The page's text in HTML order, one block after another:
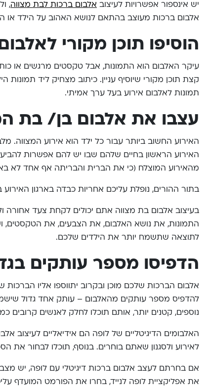
יש אינספור אפשרויות לעיצוב אלבום ברכות לבת מצווה,
אלבום ברכות מעוצב בהתאם לנושא האהוב על הילד או
הוסיפו תוכן מקורי
עיקר האלבום הוא התמונות, אבל טקסטים מרגשים או
קצת תוכן מקורי שיוסיף עניין. כיתוב מצחיק ליד תמונות
תמונות לאלבום אירוע בעל ערך אמיתי.
עצבו את אלבום בן/ בת
האירוע החשוב ביותר עבור כל ילד הוא אירוע המצווה.
האירוע הראשון בחיים שלהם שבו יש להם אפשרות
מהאירוע המוצלח (כי את הברית והבריתה אף אחד לא
בתור ההורים, נופלת עליכם אחריות כבדה בארגון
בעיצוב אלבום בת מצווה אתם יכולים לקחת צעד אחורה
התמונות, את נושא האלבום, את הצבעים, את הטקסטים,
לתוצאה שתשמח יותר את הילדים שלכם.
הדפיסו מספר עותקים
אלבום הברכות שלכם מוכן ובקרוב יתווספו אליו
להדפיס מספר עותקים מהאלבום – עותק אחד גדול
נוספים, קטנים יותר, אותם תוכלו לחלק לאנשים קרובים
האלבומים הדיגיטליים של לופה הם אידיאליים
לאירוע ולסגנון שאתם בוחרים. בנוסף, תוכלו לבחור את
אם בחרתם לעצב אלבום ברכות דיגיטלי עם לופה, יש
את אפליקציית לופה לנייד, בחרו את הפורמט המועדף